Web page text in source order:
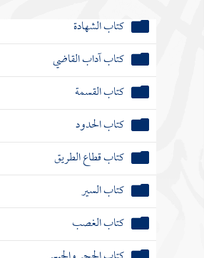
كتاب الشهادة
كتاب آداب القاضي
كتاب القسمة
كتاب الحدود
كتاب قطاع الطريق
كتاب السير
كتاب الغصب